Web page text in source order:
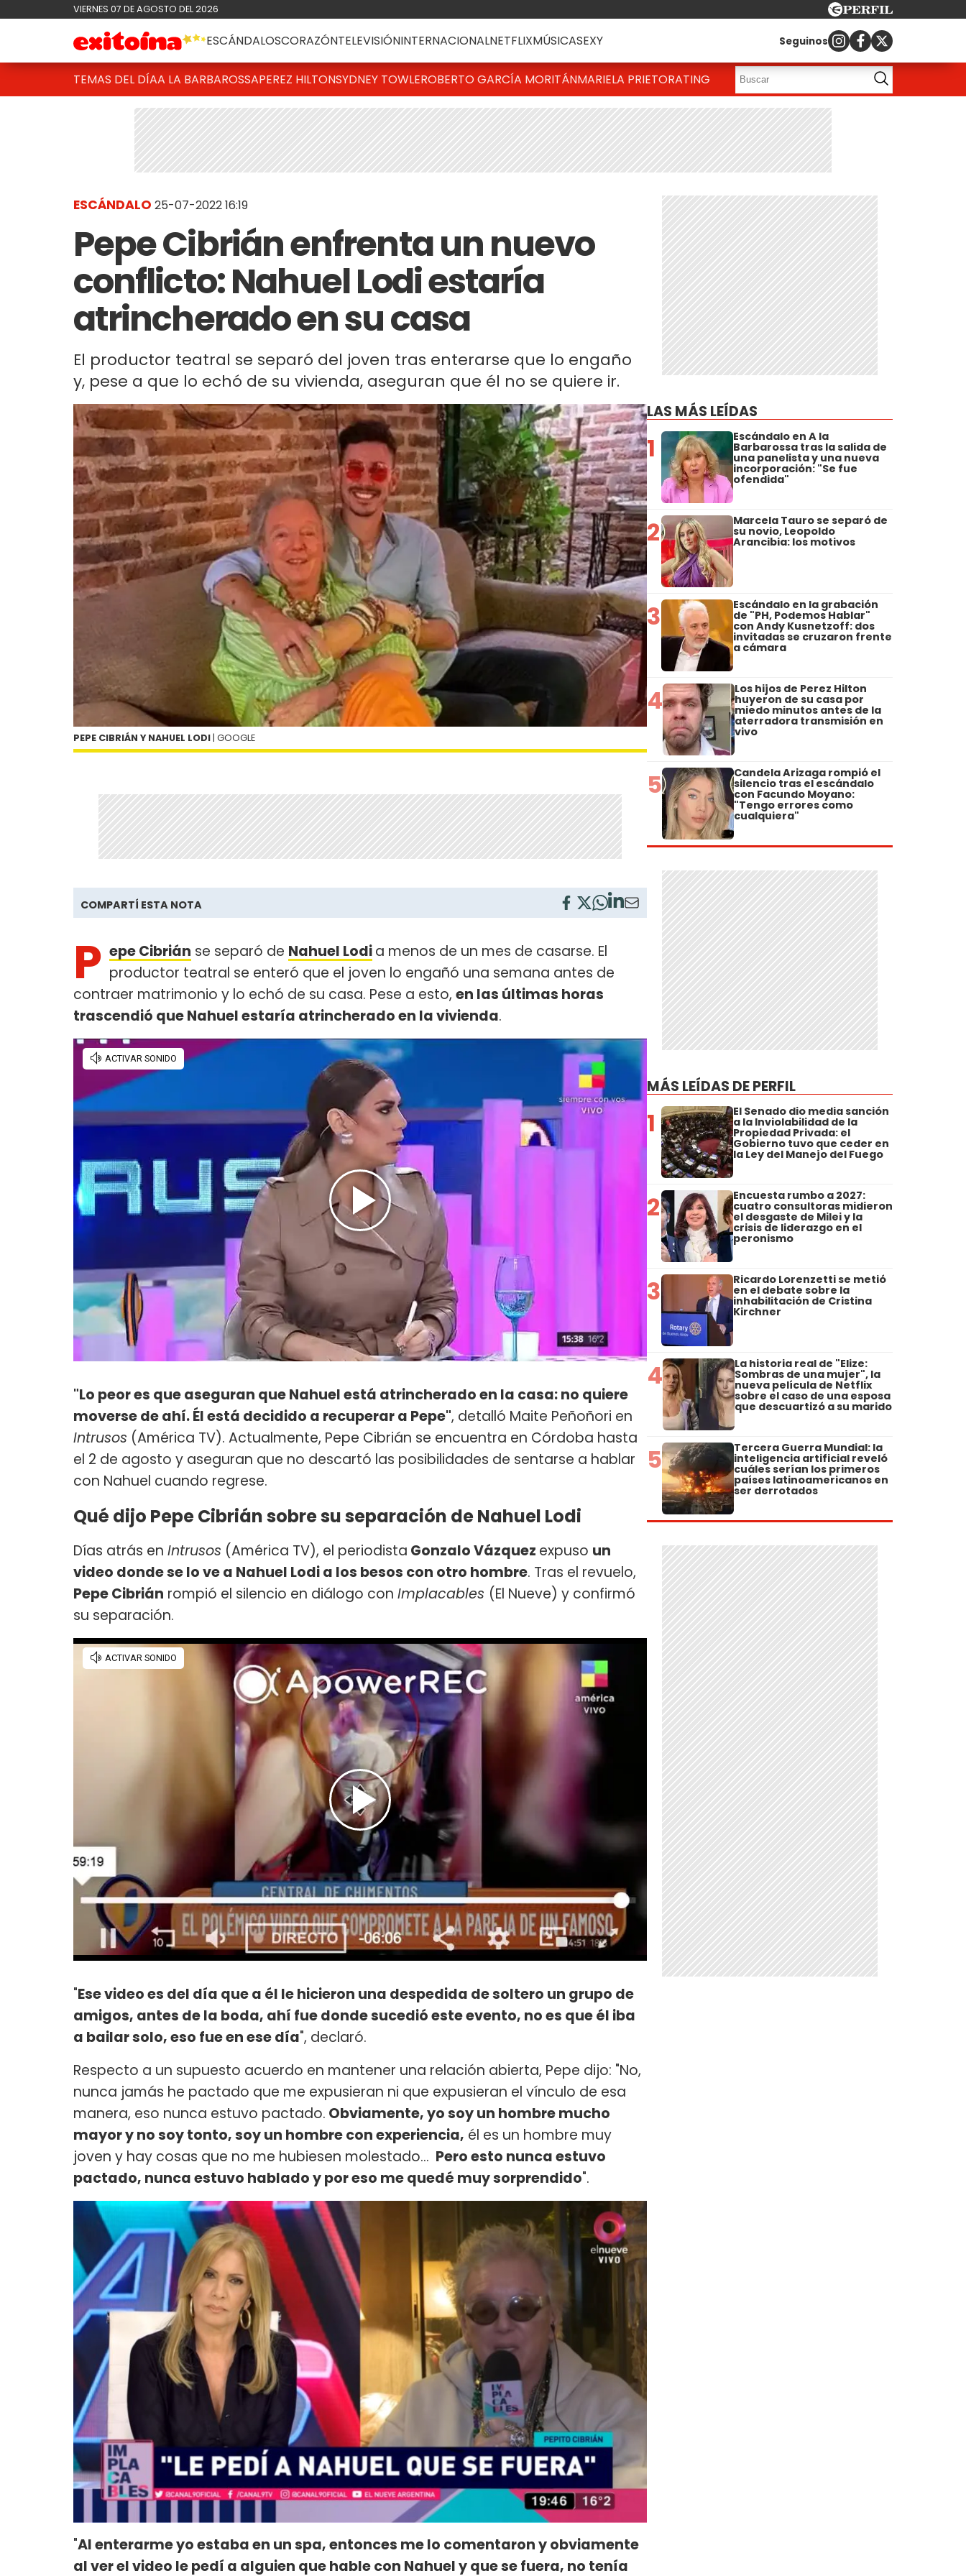
VIERNES 07 DE AGOSTO DEL 2026
ESCÁNDALOSCORAZÓNTELEVISIÓNINTERNACIONALNETFLIXMÚSICASEXY Seguinos
TEMAS DEL DÍAA LA BARBAROSSAPEREZ HILTONSYDNEY TOWLEROBERTO GARCÍA MORITÁNMARIELA PRIETORATING
ESCÁNDALO 25-07-2022 16:19
Pepe Cibrián enfrenta un nuevo
conflicto: Nahuel Lodi estaría
atrincherado en su casa
El productor teatral se separó del joven tras enterarse que lo engaño
y, pese a que lo echó de su vivienda, aseguran que él no se quiere ir.
PEPE CIBRIÁN Y NAHUEL LODI | GOOGLE
COMPARTÍ ESTA NOTA
P epe Cibrián se separó de Nahuel Lodia menos de un mes de casarse. El
productor teatral se enteró que el joven lo engañó una semana antes de
contraer matrimonio y lo echó de su casa. Pese a esto, en las últimas horas
trascendió que Nahuel estaría atrincherado en la vivienda.
"Lo peor es que aseguran que Nahuel está atrincherado en la casa: no quiere
moverse de ahí. Él está decidido a recuperar a Pepe", detalló Maite Peñoñori en
Intrusos (América TV). Actualmente, Pepe Cibrián se encuentra en Córdoba hasta
el 2 de agosto y aseguran que no descartó las posibilidades de sentarse a hablar
con Nahuel cuando regrese.
Qué dijo Pepe Cibrián sobre su separación de Nahuel Lodi
Días atrás en Intrusos (América TV), el periodista Gonzalo Vázquez expuso un
video donde se lo ve a Nahuel Lodi a los besos con otro hombre. Tras el revuelo,
Pepe Cibrián rompió el silencio en diálogo con Implacables (El Nueve) y confirmó
su separación.
"Ese video es del día que a él le hicieron una despedida de soltero un grupo de
amigos, antes de la boda, ahí fue donde sucedió este evento, no es que él iba
a bailar solo, eso fue en ese día", declaró.
Respecto a un supuesto acuerdo en mantener una relación abierta, Pepe dijo: "No,
nunca jamás he pactado que me expusieran ni que expusieran el vínculo de esa
manera, eso nunca estuvo pactado. Obviamente, yo soy un hombre mucho
mayor y no soy tonto, soy un hombre con experiencia, él es un hombre muy
joven y hay cosas que no me hubiesen molestado… Pero esto nunca estuvo
pactado, nunca estuvo hablado y por eso me quedé muy sorprendido".
"Al enterarme yo estaba en un spa, entonces me lo comentaron y obviamente
al ver el video le pedí a alguien que hable con Nahuel y que se fuera, no tenía
LAS MÁS LEÍDAS
1 Escándalo en A la
Barbarossa tras la salida de
una panelista y una nueva
incorporación: "Se fue
ofendida"
2 Marcela Tauro se separó de
su novio, Leopoldo
Arancibia: los motivos
3 Escándalo en la grabación
de "PH, Podemos Hablar"
con Andy Kusnetzoff: dos
invitadas se cruzaron frente
a cámara
4 Los hijos de Perez Hilton
huyeron de su casa por
miedo minutos antes de la
aterradora transmisión en
vivo
5 Candela Arizaga rompió el
silencio tras el escándalo
con Facundo Moyano:
"Tengo errores como
cualquiera"
MÁS LEÍDAS DE PERFIL
1 El Senado dio media sanción
a la Inviolabilidad de la
Propiedad Privada: el
Gobierno tuvo que ceder en
la Ley del Manejo del Fuego
2 Encuesta rumbo a 2027:
cuatro consultoras midieron
el desgaste de Milei y la
crisis de liderazgo en el
peronismo
3 Ricardo Lorenzetti se metió
en el debate sobre la
inhabilitación de Cristina
Kirchner
4 La historia real de "Elize:
Sombras de una mujer", la
nueva película de Netflix
sobre el caso de una esposa
que descuartizó a su marido
5 Tercera Guerra Mundial: la
inteligencia artificial reveló
cuáles serían los primeros
países latinoamericanos en
ser derrotados